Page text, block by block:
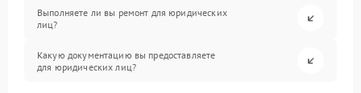
Выполняете ли вы ремонт для юридических
лиц?
Какую документацию вы предоставляете
для юридических лиц?